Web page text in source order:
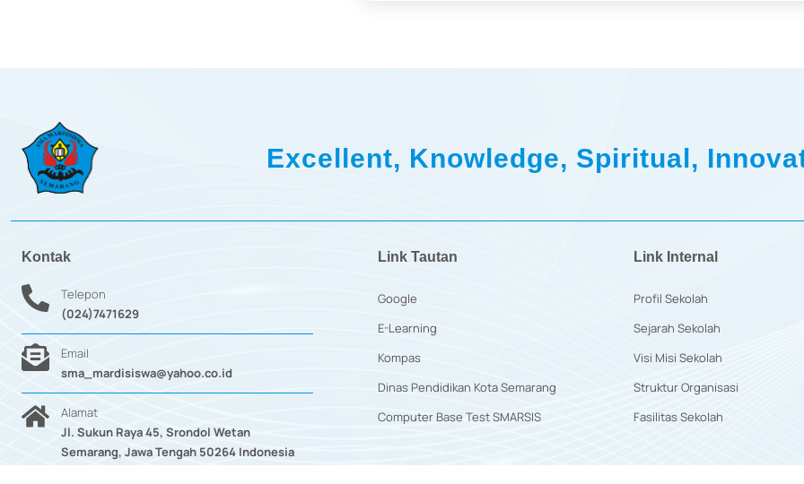
Excellent, Knowledge, Spiritual,
Kontak
Telepon
(024)7471629
Email
sma_mardisiswa@yahoo.co.id
Alamat
Jl. Sukun Raya 45, Srondol Wetan
Semarang, Jawa Tengah 50264 Indonesia
Link Tautan
Google
E-Learning
Kompas
Dinas Pendidikan Kota Semarang
Computer Base Test SMARSIS
Link Internal
Profil Sekolah
Sejarah Sekolah
Visi Misi Sekolah
Struktur Organisasi
Fasilitas Sekolah